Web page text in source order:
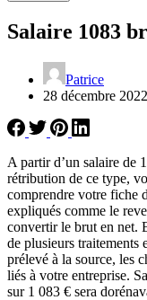
Salaire 1083
Patrice
28 décembre 2022
A partir d’un salaire de
rétribution de ce type,
comprendre votre fiche
expliqués comme le
convertir le brut en net.
de plusieurs traitements
prélevé à la source, les
liés à votre entreprise.
sur 1 083 € sera